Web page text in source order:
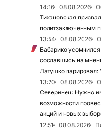
14:16
08.08.2026
Тихановская
политзаключенным
13:54
08.08.2026
Бабарико
сославшись на
Латушко парировал:
13:20
08.08.2026
Северинец: Нужно
возможности
акций и новых
12:51
08.08.2026